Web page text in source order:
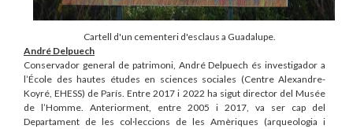
Cartell d'un cementeri d'esclaus a Guadalupe.
André Delpuech
Conservador general de patrimoni, André Delpuech és investigador a
l’École des hautes études en sciences sociales (Centre Alexandre-
Koyré, EHESS) de París. Entre 2017 i 2022 ha sigut director del Musée
de l’Homme. Anteriorment, entre 2005 i 2017, va ser cap del
Departament de les col·leccions de les Amèriques (arqueologia i